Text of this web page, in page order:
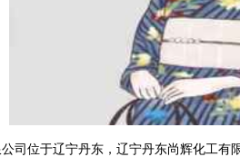
司位于辽宁丹东，辽宁丹东尚辉化工